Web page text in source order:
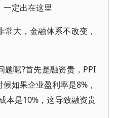
定出在这里
大，金融体系不改变，
题呢?首先是融资贵，PPI
如果企业盈利率是8%，
本是10%，这导致融资贵